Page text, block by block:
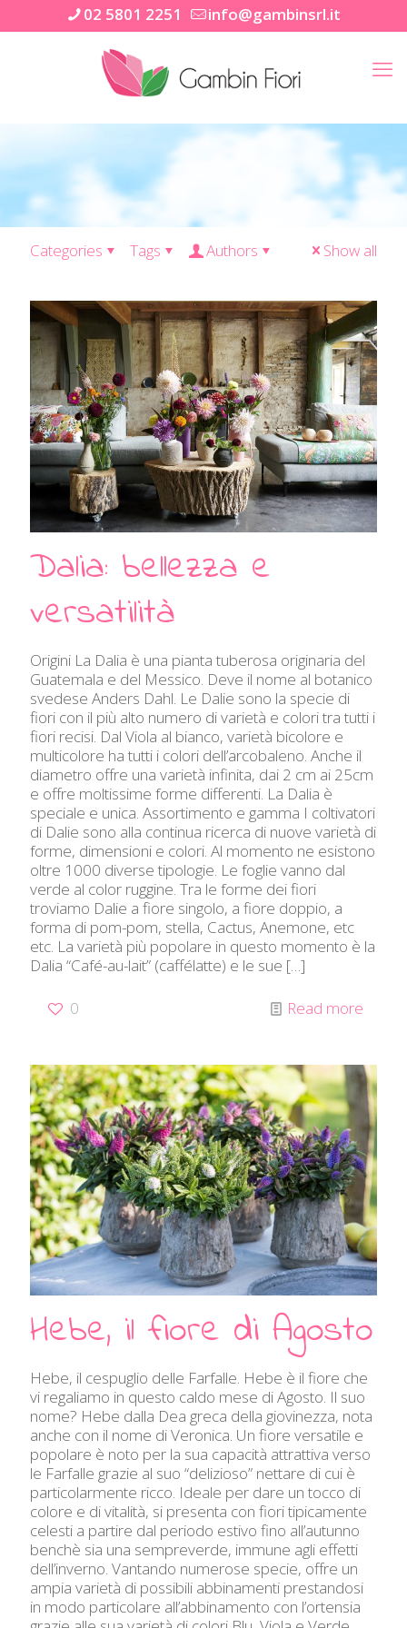
02 5801 2251 info@gambinsrl.it
Categories Tags Authors Show all
Dalia: bellezza e
versatilità
Origini La Dalia è una pianta tuberosa originaria del
Guatemala e del Messico. Deve il nome al botanico
svedese Anders Dahl. Le Dalie sono la specie di
fiori con il più alto numero di varietà e colori tra tutti i
fiori recisi. Dal Viola al bianco, varietà bicolore e
multicolore ha tutti i colori dell’arcobaleno. Anche il
diametro offre una varietà infinita, dai 2 cm ai 25cm
e offre moltissime forme differenti. La Dalia è
speciale e unica. Assortimento e gamma I coltivatori
di Dalie sono alla continua ricerca di nuove varietà di
forme, dimensioni e colori. Al momento ne esistono
oltre 1000 diverse tipologie. Le foglie vanno dal
verde al color ruggine. Tra le forme dei fiori
troviamo Dalie a fiore singolo, a fiore doppio, a
forma di pom-pom, stella, Cactus, Anemone, etc
etc. La varietà più popolare in questo momento è la
Dalia “Café-au-lait” (caffélatte) e le sue […]
0 Read more
Hebe, il fiore di Agosto
Hebe, il cespuglio delle Farfalle. Hebe è il fiore che
vi regaliamo in questo caldo mese di Agosto. Il suo
nome? Hebe dalla Dea greca della giovinezza, nota
anche con il nome di Veronica. Un fiore versatile e
popolare è noto per la sua capacità attrattiva verso
le Farfalle grazie al suo “delizioso” nettare di cui è
particolarmente ricco. Ideale per dare un tocco di
colore e di vitalità, si presenta con fiori tipicamente
celesti a partire dal periodo estivo fino all’autunno
benchè sia una sempreverde, immune agli effetti
dell’inverno. Vantando numerose specie, offre un
ampia varietà di possibili abbinamenti prestandosi
in modo particolare all’abbinamento con l’ortensia